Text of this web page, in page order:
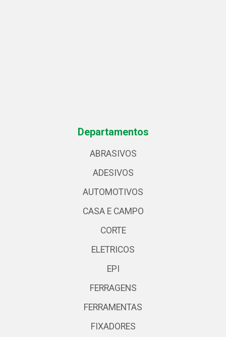
Departamentos
ABRASIVOS
ADESIVOS
AUTOMOTIVOS
CASA E CAMPO
CORTE
ELETRICOS
EPI
FERRAGENS
FERRAMENTAS
FIXADORES